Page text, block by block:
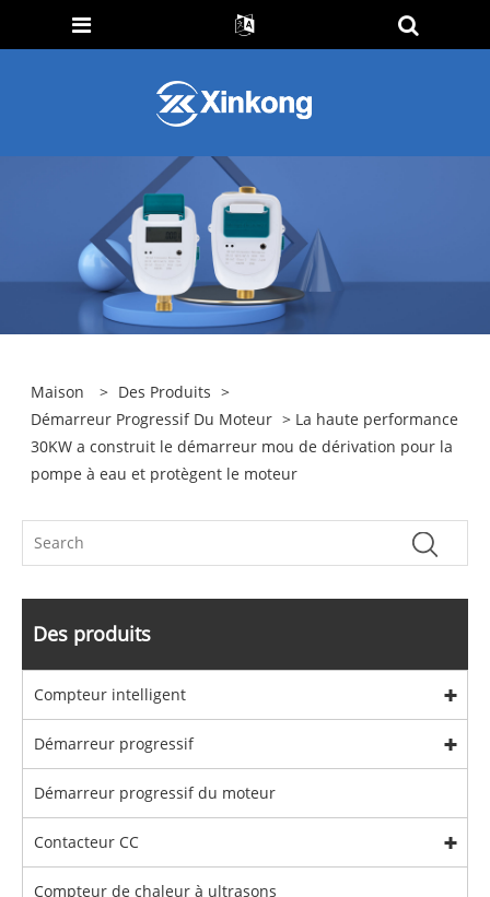
Maison > Des Produits >
Démarreur Progressif Du Moteur > La haute performance
30KW a construit le démarreur mou de dérivation pour la
pompe à eau et protègent le moteur
Des produits
Compteur intelligent
Démarreur progressif
Démarreur progressif du moteur
Contacteur CC
Compteur de chaleur à ultrasons